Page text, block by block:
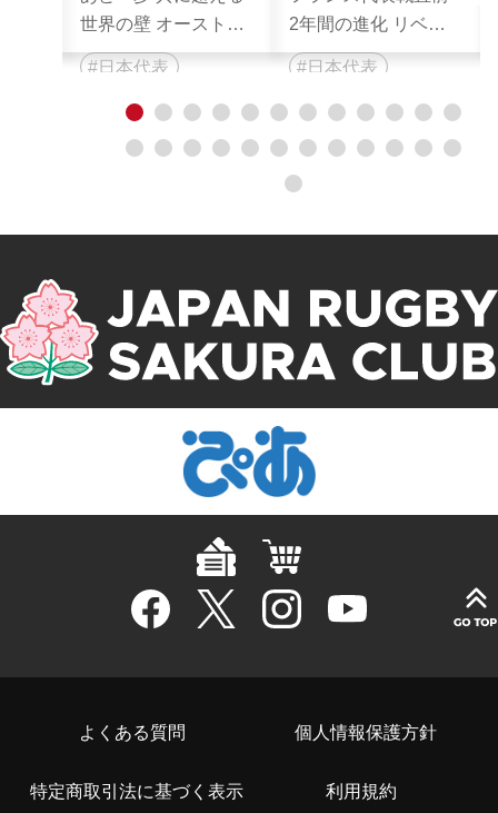
世界の壁 オーストラ
リア代表戦 網走合宿|
Scenes : THE REAL
VOICE OF JAPAN
日本代表
2年間の進化 リベン
ジへ| The Behind The
VOICE OF JAPAN
RUGBY
日本代表
10 11 12
13 14 15 16 17 18 19 20 21 22 23 24
25
よくある質問 個人情報保護方針
特定商取引法に基づく表示 利用規約